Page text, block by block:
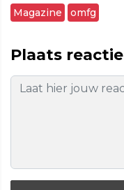
Magazine omfg
Plaats reactie